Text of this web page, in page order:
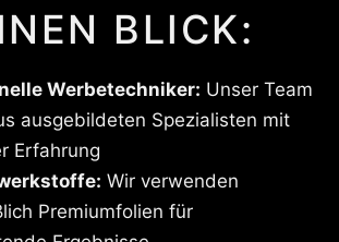
BLICK:
Werbetechniker: Unser Team
ausgebildeten Spezialisten mit
Erfahrung
Wir verwenden
Premiumfolien für